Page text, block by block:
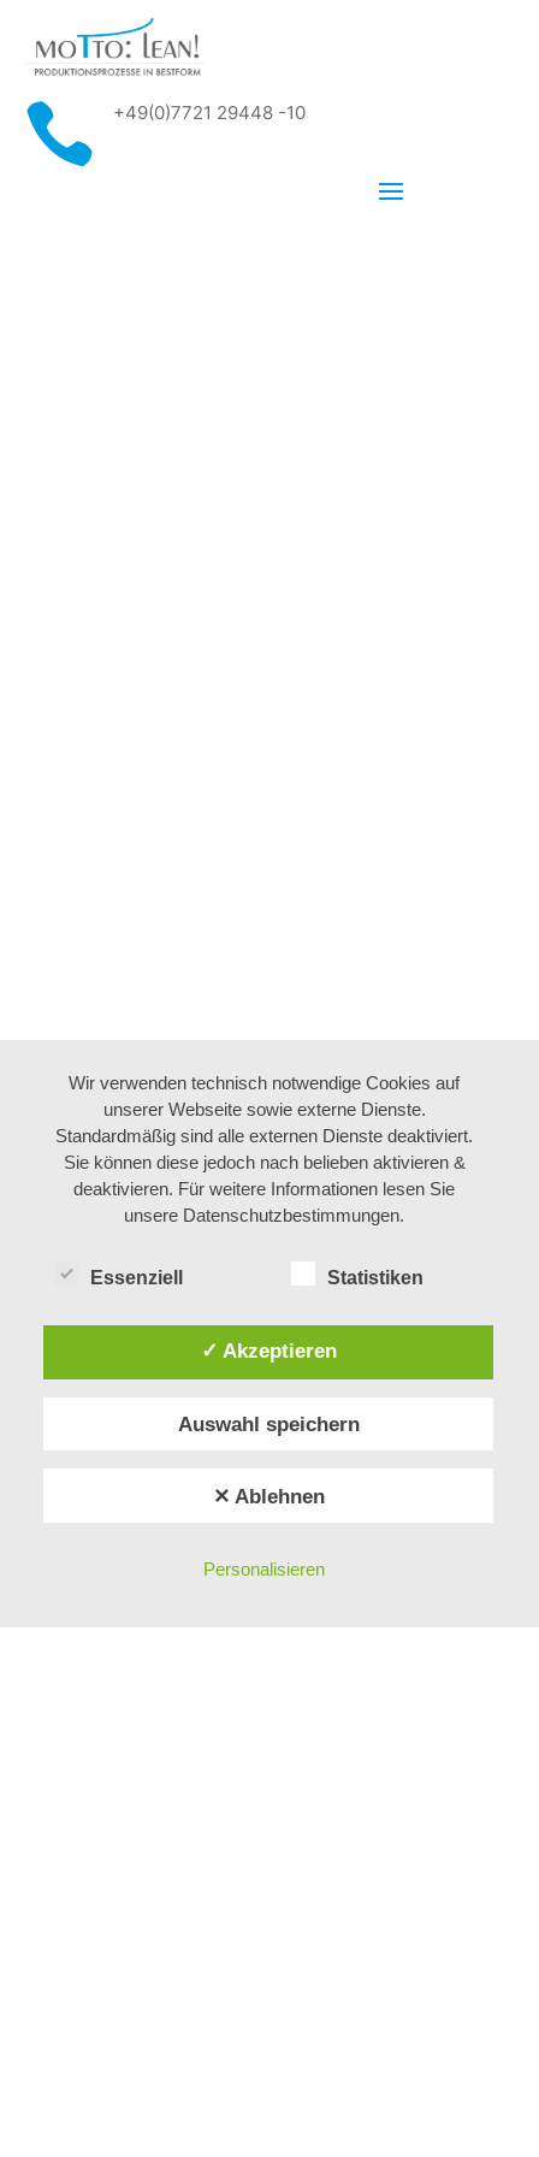
 +49(0)7721 29448 -10
Wir verwenden technisch notwendige Cookies auf
unserer Webseite sowie externe Dienste.
Standardmäßig sind alle externen Dienste deaktiviert.
Sie können diese jedoch nach belieben aktivieren &
deaktivieren. Für weitere Informationen lesen Sie
unsere Datenschutzbestimmungen.
Essenziell Statistiken
✓ Akzeptieren
Auswahl speichern
✕ Ablehnen
Personalisieren